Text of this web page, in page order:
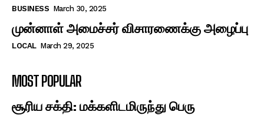
BUSINESS March 30, 2025
முன்னாள் அமைச்சர் விசாரணைக்கு அழைப்பு
LOCAL March 29, 2025
MOST POPULAR
சூரிய சக்தி: மக்களிடமிருந்து பெரு